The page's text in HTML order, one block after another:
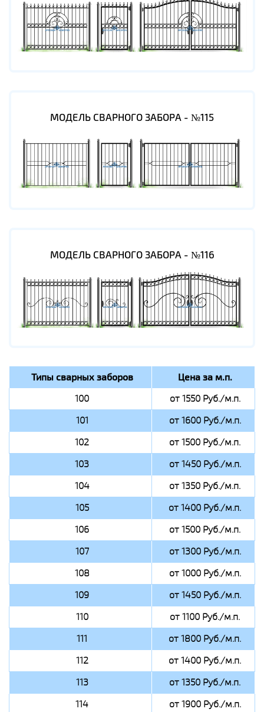
МОДЕЛЬ СВАРНОГО ЗАБОРА - №115
МОДЕЛЬ СВАРНОГО ЗАБОРА - №116
Типы сварных заборов Цена за м.п.
100
от 1550 Руб./м.п.
101
от 1600 Руб./м.п.
102
от 1500 Руб./м.п.
103
от 1450 Руб./м.п.
104
от 1350 Руб./м.п.
105
от 1400 Руб./м.п.
106
от 1500 Руб./м.п.
107
от 1300 Руб./м.п.
108
от 1000 Руб./м.п.
109
от 1450 Руб./м.п.
110
от 1100 Руб./м.п.
111
от 1800 Руб./м.п.
112
от 1400 Руб./м.п.
113
от 1350 Руб./м.п.
114
от 1900 Руб./м.п.